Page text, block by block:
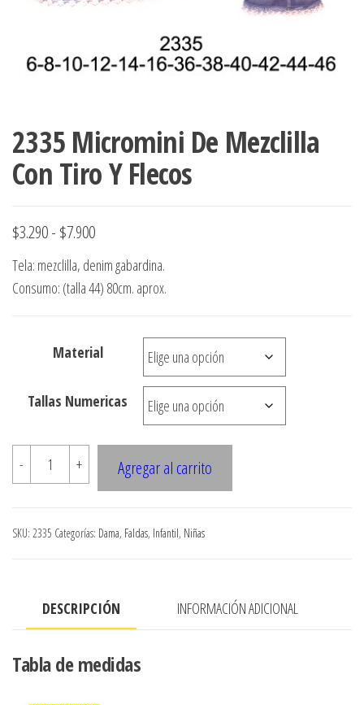
accumark ,
Gerber ,
ropa,
Digitalización
accumark,
Accumark
Gerber,
2335 Micromini De Mezclilla
Con Tiro Y Flecos
$3.290- $7.900Rango
de
precios:
hasta
$7.900
Tela: mezclilla, denim gabardina.
Consumo: (talla 44) 80cm. aprox.
Material
Tallas Numericas
-
2335
Micromini
Mezclilla
Flecos
+ Agregar al carrito
SKU: 2335 Categorías: Dama, Faldas, Infantil, Niñas
DESCRIPCIÓN INFORMACIÓN ADICIONAL
Tabla de medidas